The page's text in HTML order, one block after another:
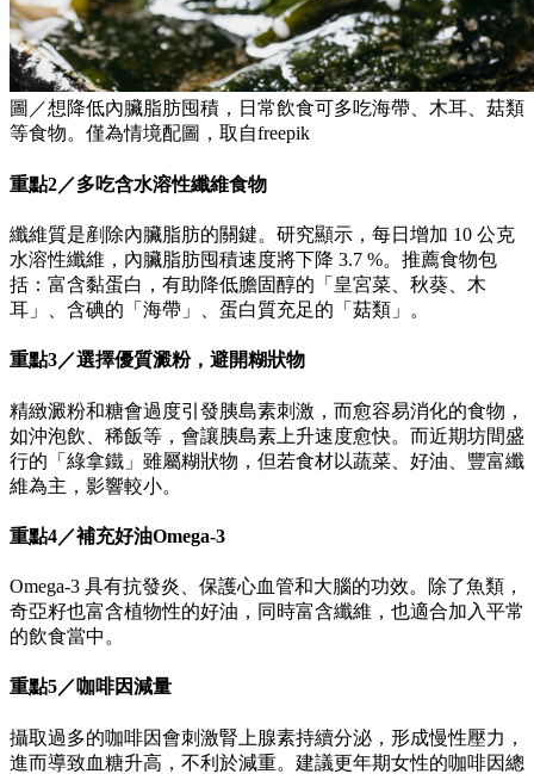
圖／想降低內臟脂肪囤積，日常飲食可多吃海帶、木耳、菇類
等食物。僅為情境配圖，取自freepik
重點2／多吃含水溶性纖維食物
纖維質是剷除內臟脂肪的關鍵。研究顯示，每日增加 10 公克
水溶性纖維，內臟脂肪囤積速度將下降 3.7 %。推薦食物包
括：富含黏蛋白，有助降低膽固醇的「皇宮菜、秋葵、木
耳」、含碘的「海帶」、蛋白質充足的「菇類」。
重點3／選擇優質澱粉，避開糊狀物
精緻澱粉和糖會過度引發胰島素刺激，而愈容易消化的食物，
如沖泡飲、稀飯等，會讓胰島素上升速度愈快。而近期坊間盛
行的「綠拿鐵」雖屬糊狀物，但若食材以蔬菜、好油、豐富纖
維為主，影響較小。
重點4／補充好油Omega-3
Omega-3 具有抗發炎、保護心血管和大腦的功效。除了魚類，
奇亞籽也富含植物性的好油，同時富含纖維，也適合加入平常
的飲食當中。
重點5／咖啡因減量
攝取過多的咖啡因會刺激腎上腺素持續分泌，形成慢性壓力，
進而導致血糖升高，不利於減重。建議更年期女性的咖啡因總